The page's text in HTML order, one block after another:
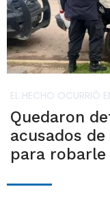
EL HECHO OCURRIÓ
Quedaron
acusados
para robarle